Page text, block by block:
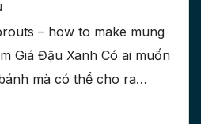
– how to make mung
Giá Đậu Xanh Có ai muốn
mà có thể cho ra…